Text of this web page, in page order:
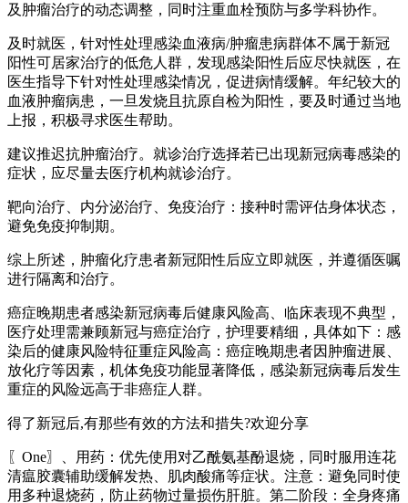
及肿瘤治疗的动态调整，同时注重血栓预防与多学科协作。
及时就医，针对性处理感染血液病/肿瘤患病群体不属于新冠
阳性可居家治疗的低危人群，发现感染阳性后应尽快就医，在
医生指导下针对性处理感染情况，促进病情缓解。年纪较大的
血液肿瘤病患，一旦发烧且抗原自检为阳性，要及时通过当地
上报，积极寻求医生帮助。
建议推迟抗肿瘤治疗。就诊治疗选择若已出现新冠病毒感染的
症状，应尽量去医疗机构就诊治疗。
靶向治疗、内分泌治疗、免疫治疗：接种时需评估身体状态，
避免免疫抑制期。
综上所述，肿瘤化疗患者新冠阳性后应立即就医，并遵循医嘱
进行隔离和治疗。
癌症晚期患者感染新冠病毒后健康风险高、临床表现不典型，
医疗处理需兼顾新冠与癌症治疗，护理要精细，具体如下：感
染后的健康风险特征重症风险高：癌症晚期患者因肿瘤进展、
放化疗等因素，机体免疫功能显著降低，感染新冠病毒后发生
重症的风险远高于非癌症人群。
得了新冠后,有那些有效的方法和措失?欢迎分享
〖One〗、用药：优先使用对乙酰氨基酚退烧，同时服用连花
清瘟胶囊辅助缓解发热、肌肉酸痛等症状。注意：避免同时使
用多种退烧药，防止药物过量损伤肝脏。第二阶段：全身疼痛